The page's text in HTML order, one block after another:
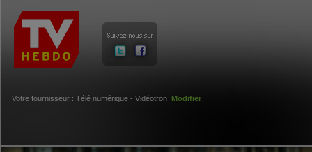
Votre fournisseur : Télé numérique - Vidéotron Modifier